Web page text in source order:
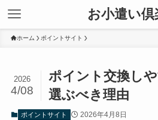
お小遣い倶
ホーム ポイントサイト
ポイント交換し
選ぶべき理由
2026
4/08
ポイントサイト 2026年4月8日